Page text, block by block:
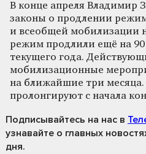
В конце апреля Владимир
законы о продлении
и всеобщей мобилизации
режим продлили ещё на 90
текущего года.
мобилизационные
на ближайшие три
пролонгируют с начала
Подписывайтесь на нас в
узнавайте о главных
дня.